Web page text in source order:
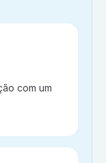
com um